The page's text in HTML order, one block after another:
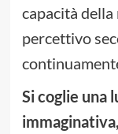
capacità della
percettivo
Si coglie una
immaginativa,